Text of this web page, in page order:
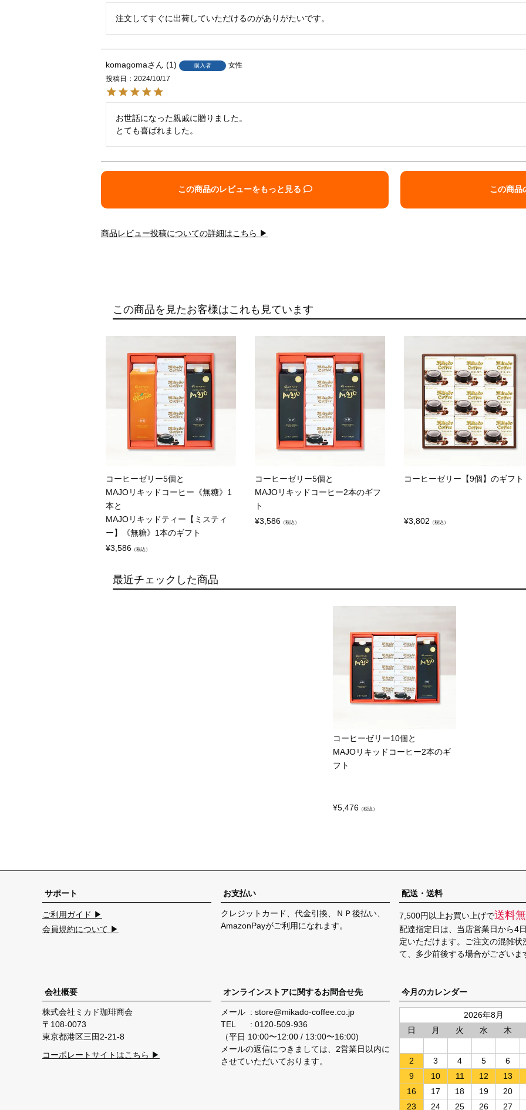
注文してすぐに出荷していただけるのがありがたいです。
komagoma 1 購入者
女性
投稿日
2024/10/17
お世話になった親戚に贈りました。
とても喜ばれました。
この商品のレビューをもっと見る この商品
商品レビュー投稿についての詳細はこちら ▶
この商品を見たお客様はこれも見ています
コーヒーゼリー5個と
MAJOリキッドコーヒー《無糖》1
本と
MAJOリキッドティー【ミスティ
ー】《無糖》1本のギフト
¥3,586 （税込）
コーヒーゼリー5個と
MAJOリキッドコーヒー2本のギフ
ト
¥3,586 （税込）
コーヒーゼリー【9個】のギフト
¥3,802 （税込）
最近チェックした商品
コーヒーゼリー10個と
MAJOリキッドコーヒー2本のギ
フト
¥5,476 （税込）
サポート
ご利用ガイド ▶
会員規約について ▶
お支払い
クレジットカード、代金引換、ＮＰ後払い、
AmazonPayがご利用になれます。
配送・送料
7,500円以上お買い上げで送料
配達指定日は、当店営業日から4
定いただけます。ご注文の混雑状
て、多少前後する場合がございま
会社概要
株式会社ミカド珈琲商会
108-0073
東京都港区三田2-21-8
コーポレートサイトはこちら ▶
オンラインストアに関するお問合せ先
メール
store@mikado-coffee.co.jp
TEL
0120-509-936
（平日 10:00〜12:00 / 13:00〜16:00)
メールの返信につきましては、2営業日以内に
させていただいております。
今月のカレンダー
2026年8月
日
月 火 水 木
2
3 4 5 6
9
10 11 12 13
16
17 18 19 20
23
24 25 26 27